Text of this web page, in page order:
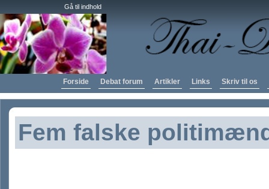
Gå til indhold
Forside Debat forum Artikler Links Skriv til os
Fem falske